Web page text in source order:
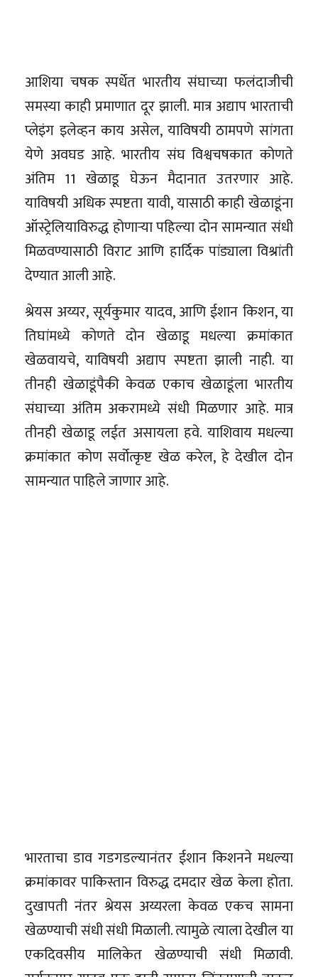
आशिया चषक स्पर्धेत भारतीय संघाच्या फलंदाजीची
समस्या काही प्रमाणात दूर झाली. मात्र अद्याप भारताची
प्लेइंग इलेव्हन काय असेल, याविषयी ठामपणे सांगता
येणे अवघड आहे. भारतीय संघ विश्वचषकात कोणते
अंतिम 11 खेळाडू घेऊन मैदानात उतरणार आहे.
याविषयी अधिक स्पष्टता यावी, यासाठी काही खेळाडूंना
ऑस्ट्रेलियाविरुद्ध होणाऱ्या पहिल्या दोन सामन्यात संधी
मिळवण्यासाठी विराट आणि हार्दिक पांड्याला विश्रांती
देण्यात आली आहे.
श्रेयस अय्यर, सूर्यकुमार यादव, आणि ईशान किशन, या
तिघांमध्ये कोणते दोन खेळाडू मधल्या क्रमांकात
खेळवायचे, याविषयी अद्याप स्पष्टता झाली नाही. या
तीनही खेळाडूंपैकी केवळ एकाच खेळाडूंला भारतीय
संघाच्या अंतिम अकरामध्ये संधी मिळणार आहे. मात्र
तीनही खेळाडू लईत असायला हवे. याशिवाय मधल्या
क्रमांकात कोण सर्वोत्कृष्ट खेळ करेल, हे देखील दोन
सामन्यात पाहिले जाणार आहे.
भारताचा डाव गडगडल्यानंतर ईशान किशनने मधल्या
क्रमांकावर पाकिस्तान विरुद्ध दमदार खेळ केला होता.
दुखापती नंतर श्रेयस अय्यरला केवळ एकच सामना
खेळण्याची संधी संधी मिळाली. त्यामुळे त्याला देखील या
एकदिवसीय मालिकेत खेळण्याची संधी मिळावी.